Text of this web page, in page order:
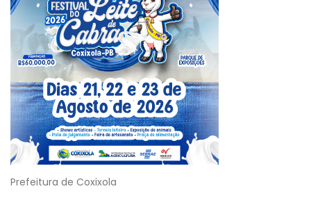
Prefeitura de Coxixola